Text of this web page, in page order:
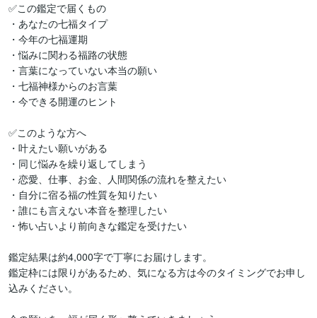
✅この鑑定で届くもの
・あなたの七福タイプ
・今年の七福運期
・悩みに関わる福路の状態
・言葉になっていない本当の願い
・七福神様からのお言葉
・今できる開運のヒント
✅このような方へ
・叶えたい願いがある
・同じ悩みを繰り返してしまう
・恋愛、仕事、お金、人間関係の流れを整えたい
・自分に宿る福の性質を知りたい
・誰にも言えない本音を整理したい
・怖い占いより前向きな鑑定を受けたい
鑑定結果は約4,000字で丁寧にお届けします。
鑑定枠には限りがあるため、気になる方は今のタイミングでお申し
込みください。